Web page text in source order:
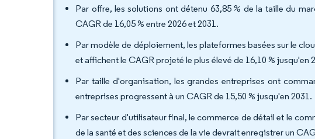
Par offre, les solutions ont détenu 63,85 % de la taille du
CAGR de 16,05 % entre 2026 et 2031.
Par modèle de déploiement, les plateformes basées sur le
et affichent le CAGR projeté le plus élevé de 16,10 % jusqu'en
Par taille d'organisation, les grandes entreprises ont
entreprises progressent à un CAGR de 15,50 % jusqu'en 2031.
Par secteur d'utilisateur final, le commerce de détail et le
de la santé et des sciences de la vie devrait enregistrer un